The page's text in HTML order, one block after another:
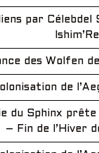
par Célebdel
des Wolfen
de
du Sphinx prête
– Fin de l’Hiver